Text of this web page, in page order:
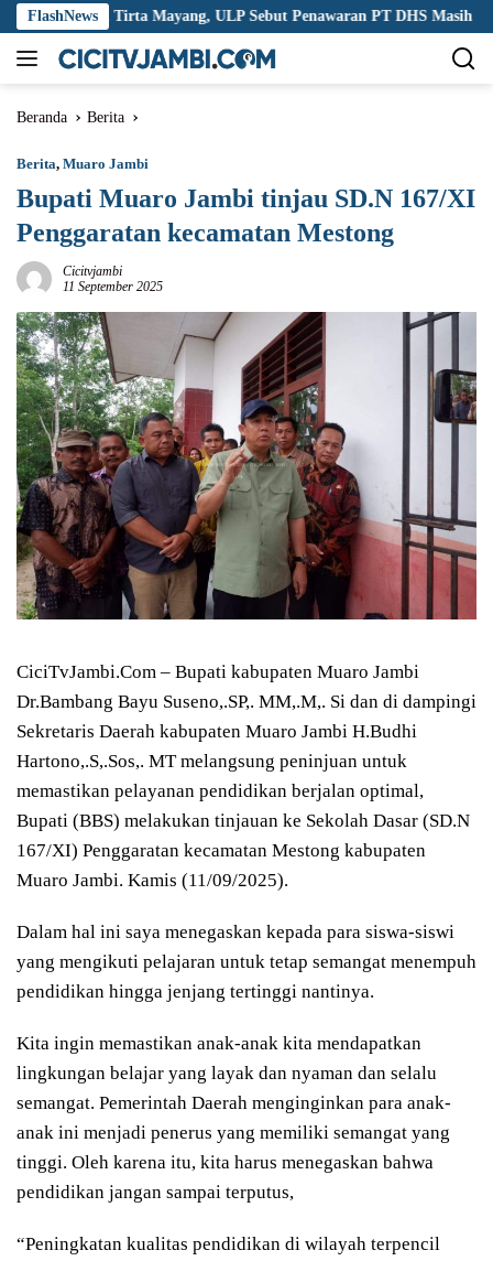
Langsung
ke
konten
FlashNews
Korupsi Tirta Mayang, ULP Sebut Penawaran PT DHS Masih Wajar
Beranda Berita
Berita, Muaro Jambi
Bupati Muaro Jambi tinjau SD.N 167/XI
Penggaratan kecamatan Mestong
Cicitvjambi
11 September 2025
CiciTvJambi.Com – Bupati kabupaten Muaro Jambi
Dr.Bambang Bayu Suseno,.SP,. MM,.M,. Si dan di dampingi
Sekretaris Daerah kabupaten Muaro Jambi H.Budhi
Hartono,.S,.Sos,. MT melangsung peninjuan untuk
memastikan pelayanan pendidikan berjalan optimal,
Bupati (BBS) melakukan tinjauan ke Sekolah Dasar (SD.N
167/XI) Penggaratan kecamatan Mestong kabupaten
Muaro Jambi. Kamis (11/09/2025).
Dalam hal ini saya menegaskan kepada para siswa-siswi
yang mengikuti pelajaran untuk tetap semangat menempuh
pendidikan hingga jenjang tertinggi nantinya.
Kita ingin memastikan anak-anak kita mendapatkan
lingkungan belajar yang layak dan nyaman dan selalu
semangat. Pemerintah Daerah menginginkan para anak-
anak ini menjadi penerus yang memiliki semangat yang
tinggi. Oleh karena itu, kita harus menegaskan bahwa
pendidikan jangan sampai terputus,
“Peningkatan kualitas pendidikan di wilayah terpencil